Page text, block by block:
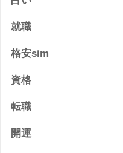
就職
格安sim
資格
転職
開運